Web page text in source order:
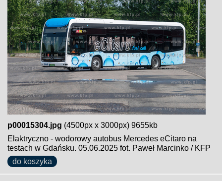
p00015304.jpg (4500px x 3000px) 9655kb
Elaktryczno - wodorowy autobus Mercedes eCitaro na
testach w Gdańsku. 05.06.2025 fot. Paweł Marcinko / KFP
do koszyka